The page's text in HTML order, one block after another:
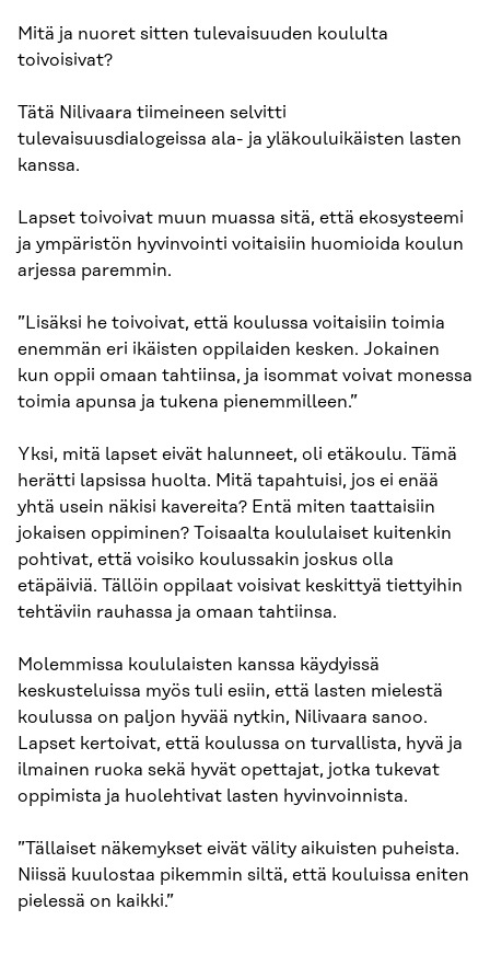
Mitä ja nuoret sitten tulevaisuuden koululta
toivoisivat?
Tätä Nilivaara tiimeineen selvitti
tulevaisuusdialogeissa ala- ja yläkouluikäisten lasten
kanssa.
Lapset toivoivat muun muassa sitä, että ekosysteemi
ja ympäristön hyvinvointi voitaisiin huomioida koulun
arjessa paremmin.
”Lisäksi he toivoivat, että koulussa voitaisiin toimia
enemmän eri ikäisten oppilaiden kesken. Jokainen
kun oppii omaan tahtiinsa, ja isommat voivat monessa
toimia apunsa ja tukena pienemmilleen.”
Yksi, mitä lapset eivät halunneet, oli etäkoulu. Tämä
herätti lapsissa huolta. Mitä tapahtuisi, jos ei enää
yhtä usein näkisi kavereita? Entä miten taattaisiin
jokaisen oppiminen? Toisaalta koululaiset kuitenkin
pohtivat, että voisiko koulussakin joskus olla
etäpäiviä. Tällöin oppilaat voisivat keskittyä tiettyihin
tehtäviin rauhassa ja omaan tahtiinsa.
Molemmissa koululaisten kanssa käydyissä
keskusteluissa myös tuli esiin, että lasten mielestä
koulussa on paljon hyvää nytkin, Nilivaara sanoo.
Lapset kertoivat, että koulussa on turvallista, hyvä ja
ilmainen ruoka sekä hyvät opettajat, jotka tukevat
oppimista ja huolehtivat lasten hyvinvoinnista.
”Tällaiset näkemykset eivät välity aikuisten puheista.
Niissä kuulostaa pikemmin siltä, että kouluissa eniten
pielessä on kaikki.”